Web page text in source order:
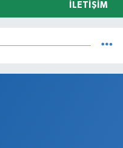
İLETIŞIM